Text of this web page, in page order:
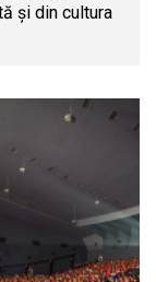
și din cultura